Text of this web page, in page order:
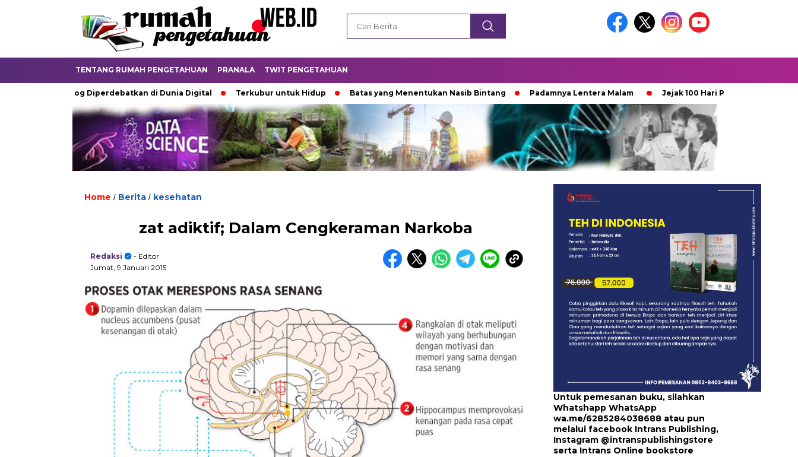
TENTANG RUMAH PENGETAHUAN PRANALA TWIT PENGETAHUAN
Analog Diperdebatkan di Dunia Digital Terkubur untuk Hidup Batas yang Menentukan Nasib Bintang Padamnya Lentera Malam Jejak 100 Hari Pemburu Kayu
Home / Berita / kesehatan
zat adiktif; Dalam Cengkeraman Narkoba
Redaksi
- Editor
Jumat, 9 Januari 2015
Untuk pemesanan buku, silahkan
Whatshapp WhatsApp
wa.me/6285284038688 atau pun
melalui facebook Intrans Publishing,
Instagram @intranspublishingstore
serta Intrans Online bookstore